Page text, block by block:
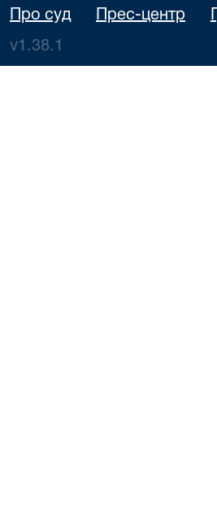
Про суд Прес-центр
v1.38.1